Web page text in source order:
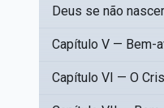
Deus se não
Capítulo V — Bem-
Capítulo VI — O